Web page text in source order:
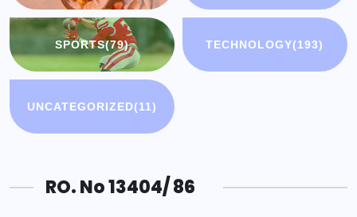
SPORTS(79) TECHNOLOGY(193)
UNCATEGORIZED(11)
RO. No 13404/ 86